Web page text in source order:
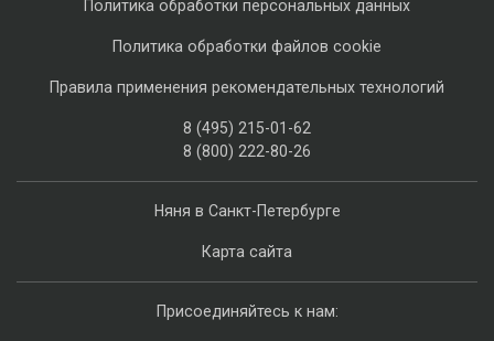
Няня в Санкт-Петербурге
Карта сайта
Политика обработки персональных данных
Политика обработки файлов cookie
Правила применения рекомендательных технологий
8 (495) 215-01-62
8 (800) 222-80-26
Присоединяйтесь к нам: